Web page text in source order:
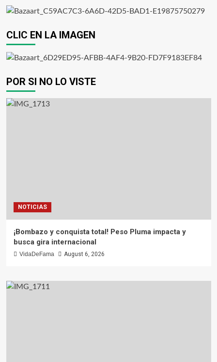
CLIC EN LA IMAGEN
POR SI NO LO VISTE
NOTICIAS
¡Bombazo y conquista total! Peso Pluma impacta y
busca gira internacional
VidaDeFama August 6, 2026